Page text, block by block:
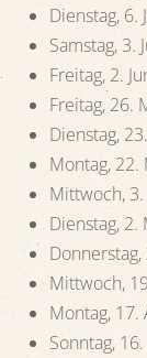
Dienstag, 6.
Samstag, 3.
Freitag, 2.
Freitag, 26.
Dienstag,
Montag, 22.
Mittwoch,
Dienstag, 2.
Mittwoch,
Montag,
Sonntag,